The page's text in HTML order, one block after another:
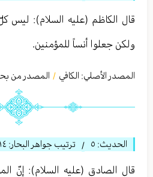
قال الكاظم (عليه السلام): ليس
ولكن جعلوا أنساً للمؤمنين.
المصدر الأصلي: الكافي / المصدر من
الحديث: ٥ / ترتيب جواهر البحار:
قال الصادق (عليه السلام): إنّ